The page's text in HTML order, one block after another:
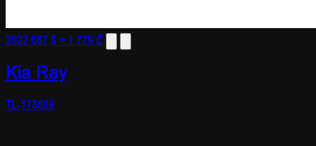
2022667 $≈ 1 779 ₾
Kia Ray
TL-173589